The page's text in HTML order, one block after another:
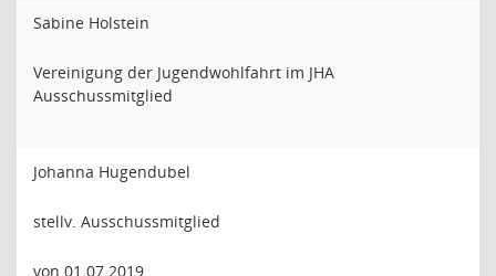
Sabine Holstein
Vereinigung der Jugendwohlfahrt im JHA
Ausschussmitglied
Johanna Hugendubel
stellv. Ausschussmitglied
von 01.07.2019